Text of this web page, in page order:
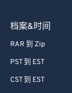
档案&时间
RAR 到 Zip
PST 到 EST
CST 到 EST